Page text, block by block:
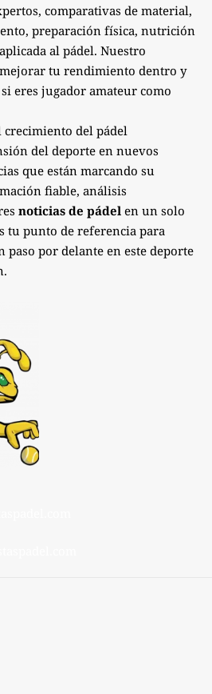
comparativas de material,
preparación física, nutrición
al pádel. Nuestro
tu rendimiento dentro y
eres jugador amateur como
crecimiento del pádel
del deporte en nuevos
que están marcando su
fiable, análisis
noticias de pádel en un solo
tu punto de referencia para
paso por delante en este deporte